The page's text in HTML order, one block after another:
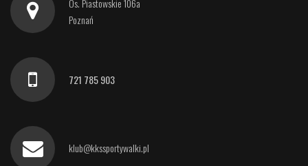
Os. Piastowskie 106a
Poznań
721 785 903
klub@kkssportywalki.pl